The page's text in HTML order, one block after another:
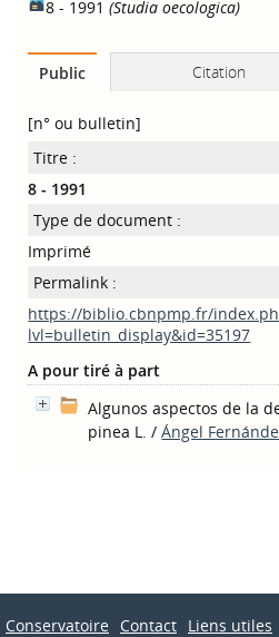
8 - 1991 (Studia oecologica)
Public Citation
[n° ou bulletin]
Titre :
8 - 1991
Type de document :
Imprimé
Permalink :
https://biblio.cbnpmp.fr/
lvl=bulletin_display&id=35197
A pour tiré à part
Algunos aspectos de la
pinea L. /Ángel
Conservatoire Contact Liens utiles